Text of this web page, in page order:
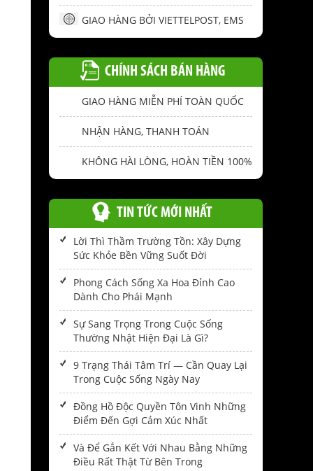
GIAO HÀNG BỞI VIETTELPOST, EMS
CHÍNH SÁCH BÁN HÀNG
GIAO HÀNG MIỄN PHÍ TOÀN QUỐC
NHẬN HÀNG, THANH TOÁN
KHÔNG HÀI LÒNG, HOÀN TIỀN 100%
TIN TỨC MỚI NHẤT
Lời Thì Thầm Trường Tồn: Xây Dựng
Sức Khỏe Bền Vững Suốt Đời
Phong Cách Sống Xa Hoa Đỉnh Cao
Dành Cho Phái Mạnh
Sự Sang Trọng Trong Cuộc Sống
Thường Nhật Hiện Đại Là Gì?
9 Trạng Thái Tâm Trí — Cần Quay Lại
Trong Cuộc Sống Ngày Nay
Đồng Hồ Độc Quyền Tôn Vinh Những
Điểm Đến Gợi Cảm Xúc Nhất
Và Để Gắn Kết Với Nhau Bằng Những
Điều Rất Thật Từ Bên Trong